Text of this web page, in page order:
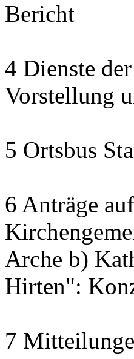
Bericht
4 Dienste
Vorstellung
5 Ortsbus
6 Anträge
Arche b)
Hirten":
7